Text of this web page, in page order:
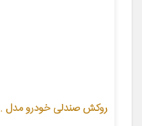
روکش صندلی خودرو مدل .per.sa مناسب برای پراید صبا